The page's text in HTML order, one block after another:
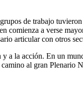
de trabajo
comienza a verse
articular con otros
a la acción. En un
al gran Plenario